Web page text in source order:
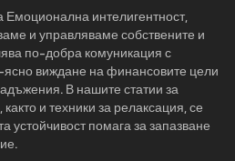
Емоционална интелигентност,
и управляваме собствените и
по-добра комуникация с
ясно виждане на финансовите цели
В нашите статии за
и техники за релаксация, се
устойчивост помага за запазване